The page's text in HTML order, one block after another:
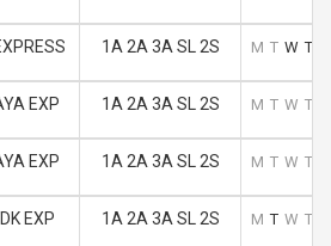
1A 2A 3A SL 2S M T W T
EXP 1A 2A 3A SL 2S M T W T
EXP 1A 2A 3A SL 2S M T W T
EXP 1A 2A 3A SL 2S M T W T